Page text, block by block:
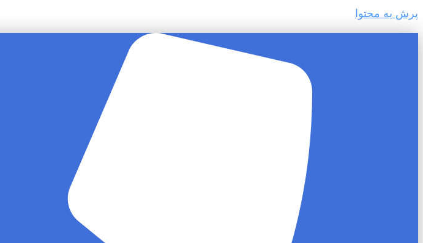
پرش به محتوا